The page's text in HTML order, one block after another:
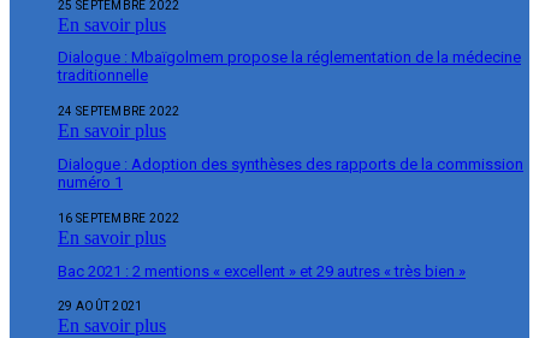
25 SEPTEMBRE 2022
En savoir plus
Dialogue : Mbaïgolmem propose la réglementation de la médecine
traditionnelle
24 SEPTEMBRE 2022
En savoir plus
Dialogue : Adoption des synthèses des rapports de la commission
numéro 1
16 SEPTEMBRE 2022
En savoir plus
Bac 2021 : 2 mentions « excellent » et 29 autres « très bien »
29 AOÛT 2021
En savoir plus